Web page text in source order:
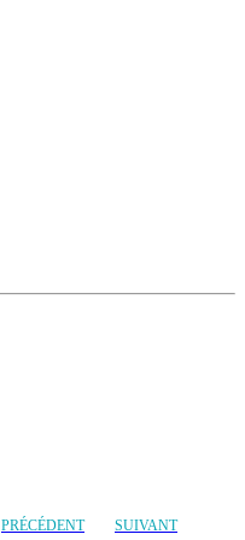
PRÉCÉDENT SUIVANT